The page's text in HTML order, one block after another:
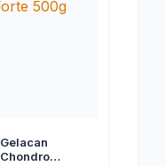
Gelacan
Chondro